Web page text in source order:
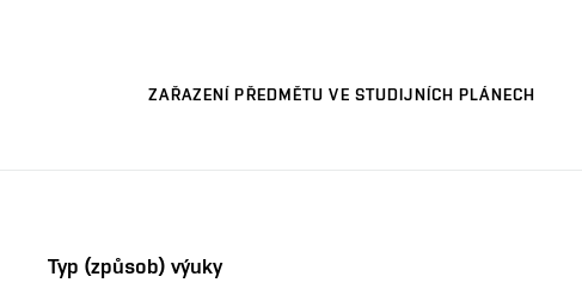
ZAŘAZENÍ PŘEDMĚTU VE STUDIJNÍCH PLÁNECH
Typ (způsob) výuky